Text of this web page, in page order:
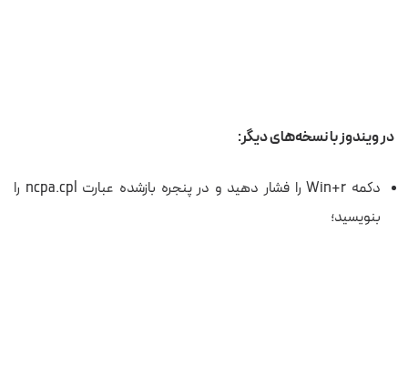
در ویندوز با نسخه‌های دیگر:
دکمه‌ Win+r را فشار دهید و در پنجره بازشده عبارت
ncpa.cpl را
بنویسید؛